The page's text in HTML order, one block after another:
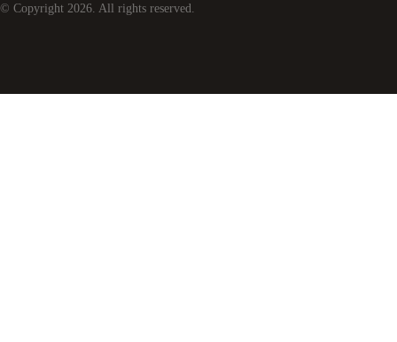
© Copyright 2026 . All rights reserved.